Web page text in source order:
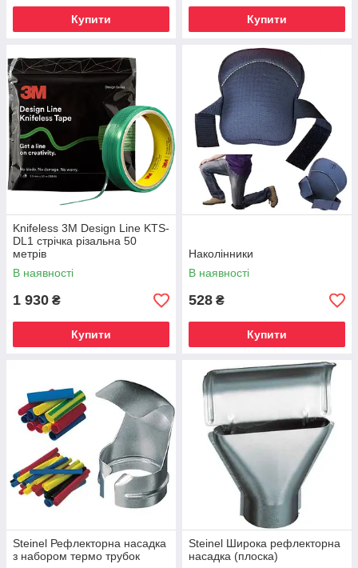
Купити Купити
Knifeless 3М Design Line KTS-
DL1 стрічка різальна 50
метрів
В наявності
1 930 ₴
Купити
Наколінники
В наявності
528 ₴
Купити
Steinel Рефлекторна насадка
з набором термо трубок
Steinel Широка рефлекторна
насадка (плоска)